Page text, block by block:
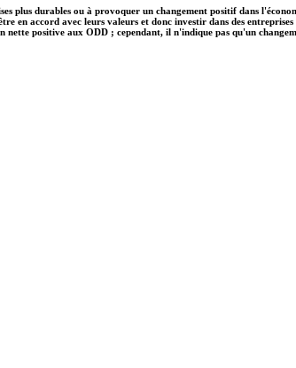
plus durables ou à provoquer un changement positif dans
en accord avec leurs valeurs et donc investir dans des
nette positive aux ODD ; cependant, il n'indique pas qu'un